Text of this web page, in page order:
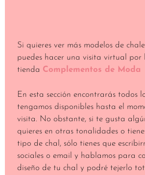
Si quieres ver más modelos de
puedes hacer una visita virtual por
tienda Complementos de Moda
En esta sección encontrarás todos
tengamos disponibles hasta el
visita. No obstante, si te gusta
quieres en otras tonalidades o
tipo de chal, sólo tienes que
sociales o email y hablamos para
diseño de tu chal y podré tejerlo